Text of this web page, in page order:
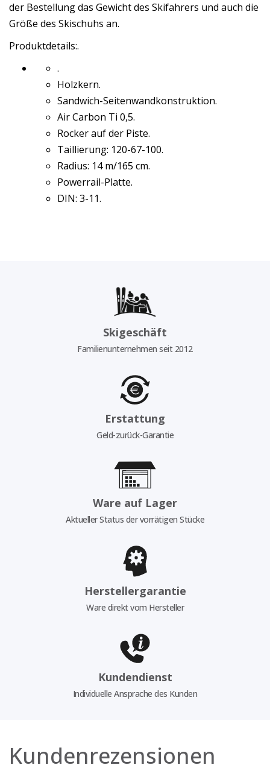
der Bestellung das Gewicht des Skifahrers und auch die
Größe des Skischuhs an.
Produktdetails:.
.
Holzkern.
Sandwich-Seitenwandkonstruktion.
Air Carbon Ti 0,5.
Rocker auf der Piste.
Taillierung: 120-67-100.
Radius: 14 m/165 cm.
Powerrail-Platte.
DIN: 3-11.
Skigeschäft
Familienunternehmen seit 2012
Erstattung
Geld-zurück-Garantie
Ware auf Lager
Aktueller Status der vorrätigen Stücke
Herstellergarantie
Ware direkt vom Hersteller
Kundendienst
Individuelle Ansprache des Kunden
Kundenrezensionen